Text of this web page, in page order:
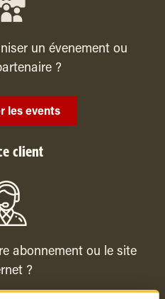
un évenement ou
?
les events
client
abonnement ou le site
?